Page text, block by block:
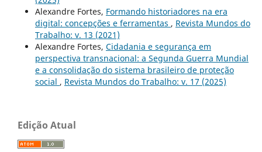
Alexandre Fortes, Formando historiadores na era
digital: concepções e ferramentas , Revista Mundos do
Trabalho: v. 13 (2021)
Alexandre Fortes, Cidadania e segurança em
perspectiva transnacional: a Segunda Guerra Mundial
e a consolidação do sistema brasileiro de proteção
social , Revista Mundos do Trabalho: v. 17 (2025)
Edição Atual